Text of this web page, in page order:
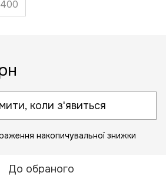
коли з'явиться
накопичувальної знижки
До обраного